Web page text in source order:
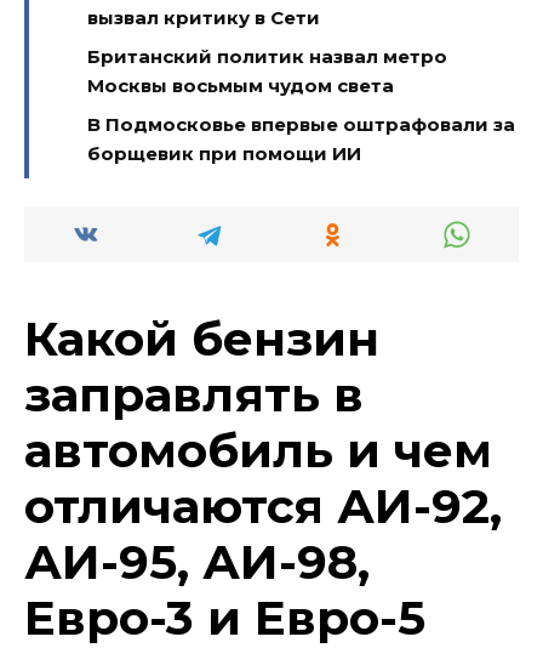
вызвал критику в Сети
Британский политик назвал метро
Москвы восьмым чудом света
В Подмосковье впервые оштрафовали за
борщевик при помощи ИИ
Какой бензин
заправлять в
автомобиль и чем
отличаются АИ-92,
АИ-95, АИ-98,
Евро-3 и Евро-5